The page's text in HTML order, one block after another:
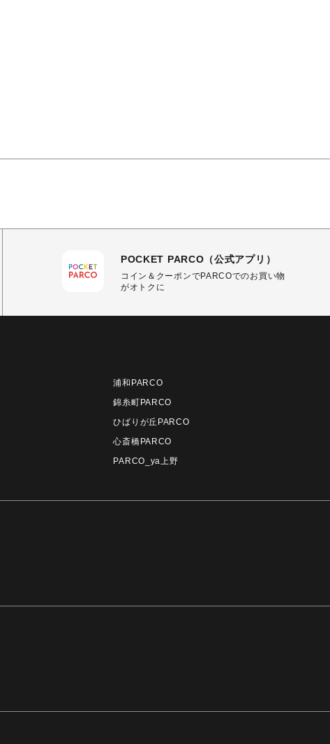
POCKET PARCO（公式アプリ）
コイン＆クーポンでPARCOでのお買い物
がオトクに
浦和PARCO
錦糸町PARCO
ひばりが丘PARCO
心斎橋PARCO
PARCO_ya上野